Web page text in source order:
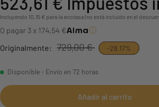
Incluyendo 10,15 € para la ecotasa (no está incluido en el
O pagar 3 x 174,54 €
Originalmente:
729,00 € -28,17%
Disponible - Envío en 72 horas
Añadir al carrito